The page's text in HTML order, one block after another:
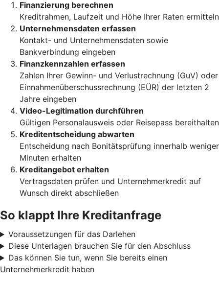
Finanzierung berechnen
Kreditrahmen, Laufzeit und Höhe Ihrer Raten ermitteln
Unternehmensdaten erfassen
Kontakt- und Unternehmensdaten sowie
Bankverbindung eingeben
Finanzkennzahlen erfassen
Zahlen Ihrer Gewinn- und Verlustrechnung (GuV) oder
Einnahmenüberschussrechnung (EÜR) der letzten 2
Jahre eingeben
Video-Legitimation durchführen
Gültigen Personalausweis oder Reisepass bereithalten
Kreditentscheidung abwarten
Entscheidung nach Bonitätsprüfung innerhalb weniger
Minuten erhalten
Kreditangebot erhalten
Vertragsdaten prüfen und Unternehmerkredit auf
Wunsch direkt abschließen
So klappt Ihre Kreditanfrage
Voraussetzungen für das Darlehen
Diese Unterlagen brauchen Sie für den Abschluss
Das können Sie tun, wenn Sie bereits einen
Unternehmerkredit haben